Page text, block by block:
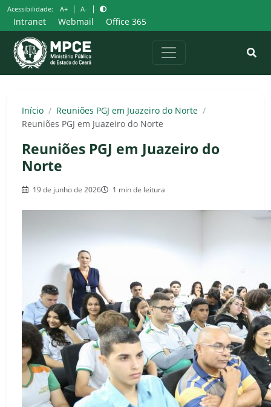
Pular
para
o
conteúdo
Acessibilidade: A+ | A- |
Intranet Webmail Office 365
Início / Reuniões PGJ em Juazeiro do Norte /
Reuniões PGJ em Juazeiro do Norte
Reuniões PGJ em Juazeiro do
Norte
19 de junho de 2026 1 min de leitura